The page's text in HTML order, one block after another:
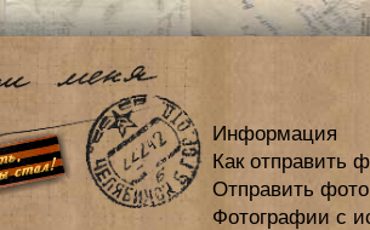
Информация
Как отправить
Отправить
Фотографии с